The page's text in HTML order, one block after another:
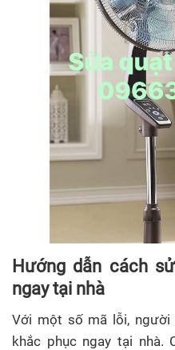
Hướng dẫn cách
ngay tại nhà
Với một số mã lỗi,
khắc phục ngay tại